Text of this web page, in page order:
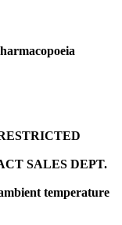
SALES DEPT.
temperature